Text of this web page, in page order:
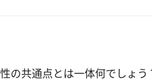
の共通点とは一体何でしょ